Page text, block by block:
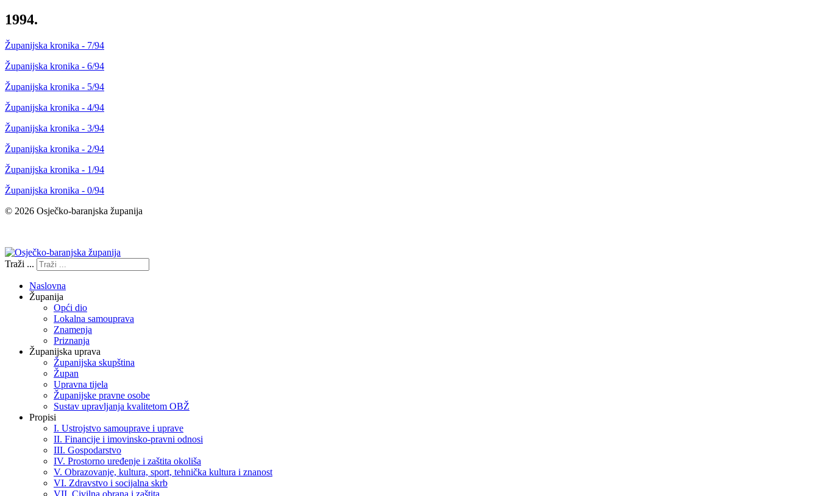
1994.
Županijska kronika - 7/94
Županijska kronika - 6/94
Županijska kronika - 5/94
Županijska kronika - 4/94
Županijska kronika - 3/94
Županijska kronika - 2/94
Županijska kronika - 1/94
Županijska kronika - 0/94
© 2026 Osječko-baranjska županija
Traži ...
Naslovna
Županija
Opći dio
Lokalna samouprava
Znamenja
Priznanja
Županijska uprava
Županijska skupština
Župan
Upravna tijela
Županijske pravne osobe
Sustav upravljanja kvalitetom OBŽ
Propisi
I. Ustrojstvo samouprave i uprave
II. Financije i imovinsko-pravni odnosi
III. Gospodarstvo
IV. Prostorno uređenje i zaštita okoliša
V. Obrazovanje, kultura, sport, tehnička kultura i znanost
VI. Zdravstvo i socijalna skrb